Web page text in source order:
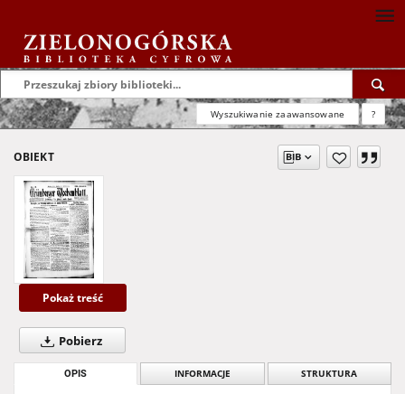
Wyszukiwanie zaawansowane ?
OBIEKT
Pokaż treść
Pobierz
OPIS INFORMACJE STRUKTURA